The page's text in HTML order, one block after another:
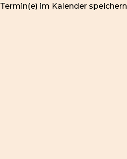
Termin(e) im Kalender speichern